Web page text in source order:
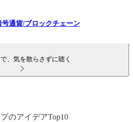
号通貨/ブロックチェーン
、気を散らさずに聴く
のアイデアTop10